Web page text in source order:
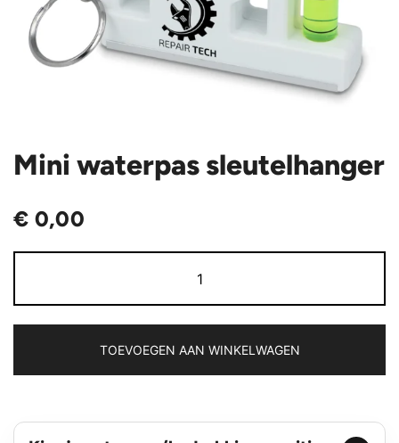
Mini waterpas sleutelhanger
€ 0,00
waterpas
TOEVOEGEN AAN WINKELWAGEN